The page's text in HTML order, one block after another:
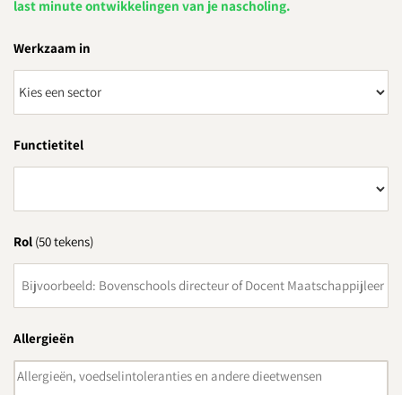
last minute ontwikkelingen van je nascholing.
Werkzaam in
Functietitel
Rol (50 tekens)
Allergieën